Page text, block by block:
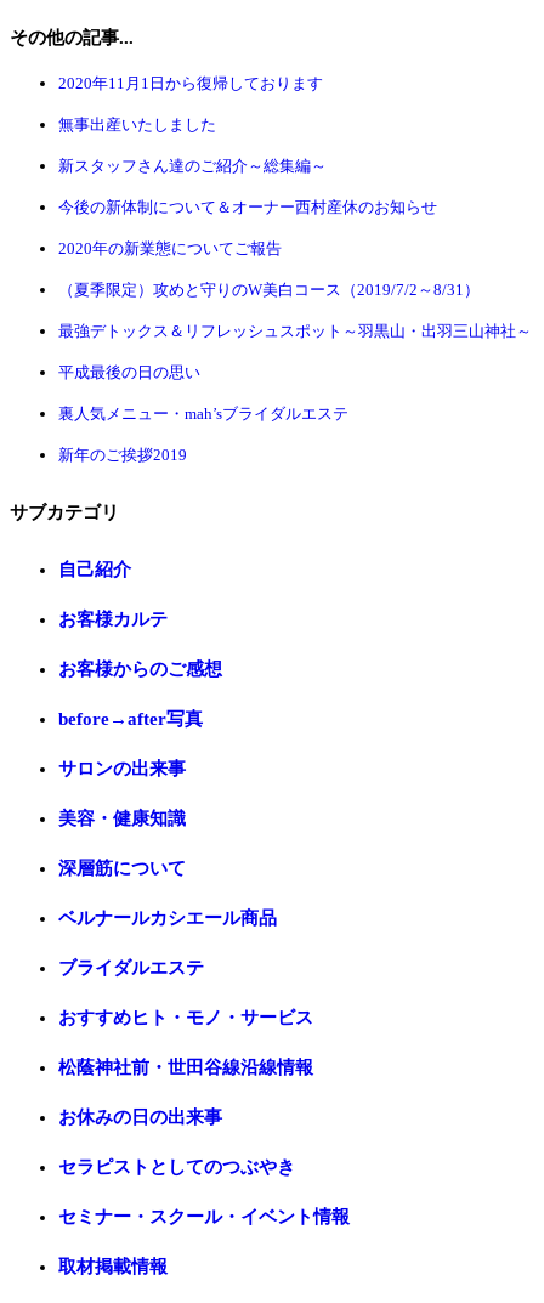
その他の記事...
2020年11月1日から復帰しております
無事出産いたしました
新スタッフさん達のご紹介～総集編～
今後の新体制について＆オーナー西村産休のお知らせ
2020年の新業態についてご報告
（夏季限定）攻めと守りのW美白コース（2019/7/2～8/31）
最強デトックス＆リフレッシュスポット～羽黒山・出羽三山神社～
平成最後の日の思い
裏人気メニュー・mah’sブライダルエステ
新年のご挨拶2019
サブカテゴリ
自己紹介
お客様カルテ
お客様からのご感想
before→after写真
サロンの出来事
美容・健康知識
深層筋について
ベルナールカシエール商品
ブライダルエステ
おすすめヒト・モノ・サービス
松蔭神社前・世田谷線沿線情報
お休みの日の出来事
セラピストとしてのつぶやき
セミナー・スクール・イベント情報
取材掲載情報